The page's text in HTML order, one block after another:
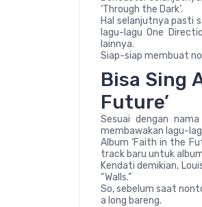
‘Through the Dark’.
Hal selanjutnya pasti
lagu-lagu One
lainnya.
Siap-siap membuat
Bisa Sing
Future’
Sesuai dengan
membawakan lagu-
Album ‘Faith in the
track baru untuk
Kendati demikian,
“Walls.”
So, sebelum saat
a long bareng.